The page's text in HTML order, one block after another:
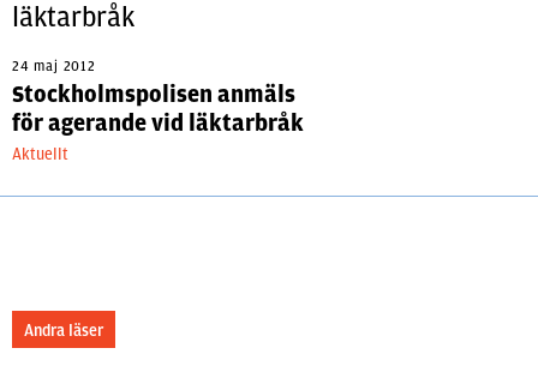
läktarbråk
24 maj 2012
Stockholmspolisen anmäls
för agerande vid läktarbråk
Aktuellt
Andra läser